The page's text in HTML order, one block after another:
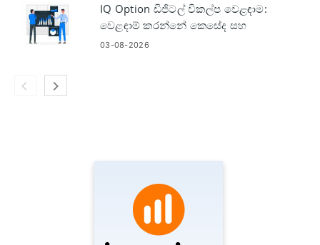
IQ Option ඩිජිටල් විකල්ප වෙළඳාම:
වෙළඳාම් කරන්නේ කෙසේද සහ
කළමනාකරණය කරන්නේ කෙසේද
03-08-2026